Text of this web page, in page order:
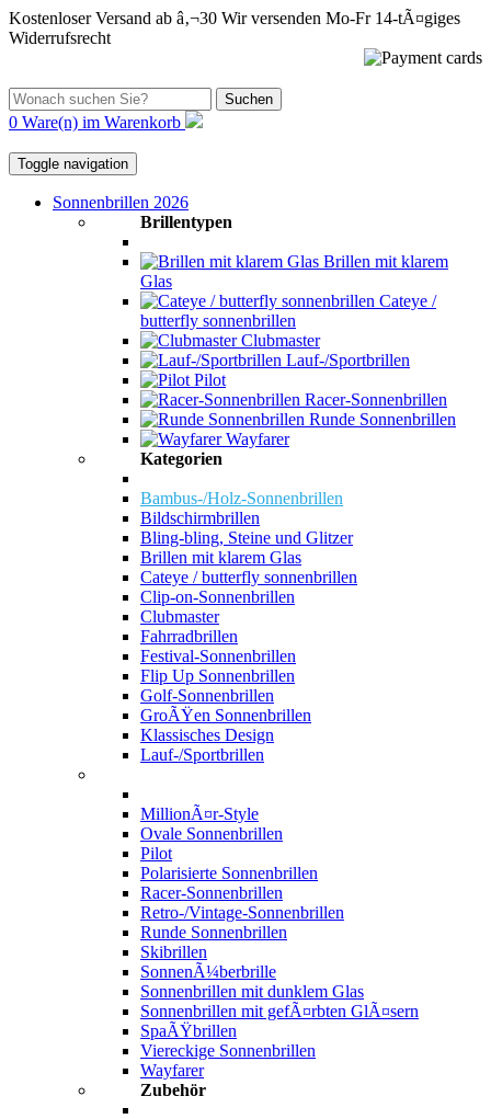
Kostenloser Versand ab â‚¬30 Wir versenden Mo-Fr 14-tÃ¤giges
Widerrufsrecht
Suchen
0 Ware(n) im Warenkorb
Toggle navigation
Sonnenbrillen 2026
Brillentypen
Brillen mit klarem
Glas
Cateye /
butterfly sonnenbrillen
Clubmaster
Lauf-/Sportbrillen
Pilot
Racer-Sonnenbrillen
Runde Sonnenbrillen
Wayfarer
Kategorien
Bambus-/Holz-Sonnenbrillen
Bildschirmbrillen
Bling-bling, Steine und Glitzer
Brillen mit klarem Glas
Cateye / butterfly sonnenbrillen
Clip-on-Sonnenbrillen
Clubmaster
Fahrradbrillen
Festival-Sonnenbrillen
Flip Up Sonnenbrillen
Golf-Sonnenbrillen
GroÃŸen Sonnenbrillen
Klassisches Design
Lauf-/Sportbrillen
MillionÃ¤r-Style
Ovale Sonnenbrillen
Pilot
Polarisierte Sonnenbrillen
Racer-Sonnenbrillen
Retro-/Vintage-Sonnenbrillen
Runde Sonnenbrillen
Skibrillen
SonnenÃ¼berbrille
Sonnenbrillen mit dunklem Glas
Sonnenbrillen mit gefÃ¤rbten GlÃ¤sern
SpaÃŸbrillen
Viereckige Sonnenbrillen
Wayfarer
Zubehör